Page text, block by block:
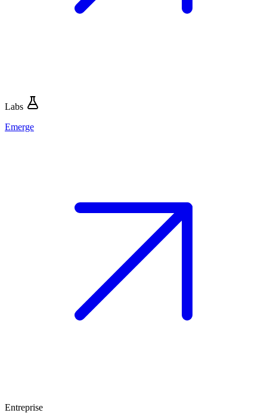
Labs
Emerge
Entreprise